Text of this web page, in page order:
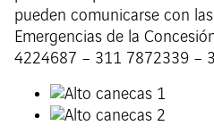
pueden comunicarse con
Emergencias de la
4224687 – 311 7872339 –